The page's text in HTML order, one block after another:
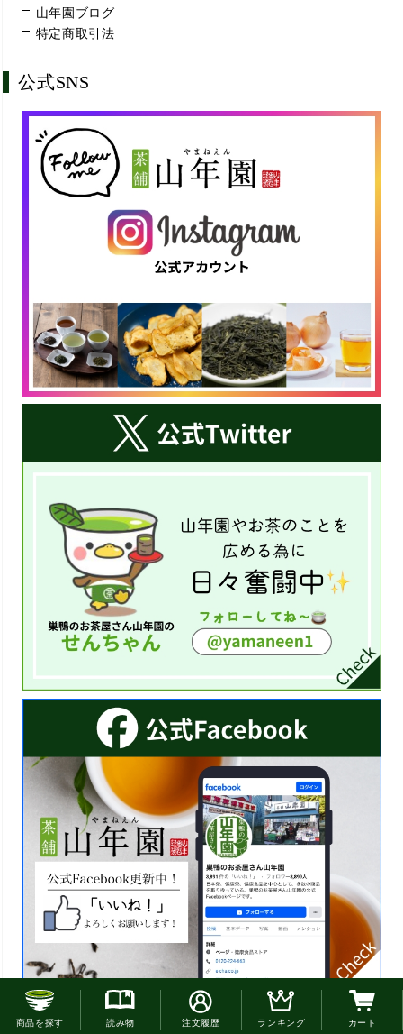
山年園ブログ
特定商取引法
公式SNS
お電話でのご注文はこちら
商品を探す 読み物 注文履歴 ランキング カート